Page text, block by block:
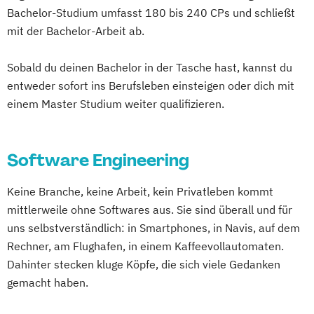
DevOps und Cloud Computing (DE/EN)
Digital Business (DE/EN)
Digital Health
Digital Innovation and Intrapreneurship
Digital Transformation Management -
Digitale Betriebswirtschaftslehre
Digitale Transformation Diätetik
E-Beratung in der Pädagogik
E-Commerce Elektrotechnik
Engineering (DE/EN)
Exhibition Design
Fahrzeugtechnik / Automotive Engineering
Gesundheits- und Krankenpflege
Gesundheitsinformatik / eHealth
Gesundheitsmanagement im Tourismus
Gesundheitstourismus und
Global Green and Social Business
Global Leadership and HR Management
Global Strategic Decision Making
Hebammen IT & Mobile Security
IT Architecture
Systems Engineering Leadership
Wirtschaftsinformatik
Bachelor-Studium umfasst 180 bis 240 CPs und schließt
mit der Bachelor-Arbeit ab.
Sobald du deinen Bachelor in der Tasche hast, kannst du
entweder sofort ins Berufsleben einsteigen oder dich mit
einem Master Studium weiter qualifizieren.
Software Engineering
Keine Branche, keine Arbeit, kein Privatleben kommt
mittlerweile ohne Softwares aus. Sie sind überall und für
uns selbstverständlich: in Smartphones, in Navis, auf dem
Rechner, am Flughafen, in einem Kaffeevollautomaten.
Dahinter stecken kluge Köpfe, die sich viele Gedanken
gemacht haben.